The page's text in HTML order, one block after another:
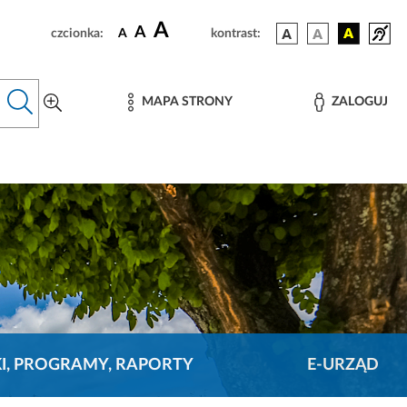
czcionka: A A A kontrast:
MAPA STRONY ZALOGUJ
PROGRAMY, RAPORTY E-URZĄD